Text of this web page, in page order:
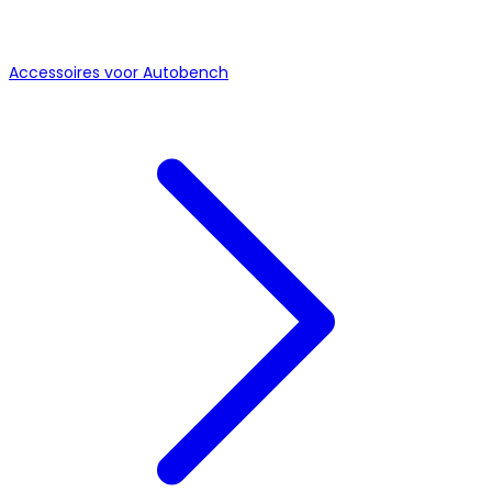
Accessoires voor Autobench